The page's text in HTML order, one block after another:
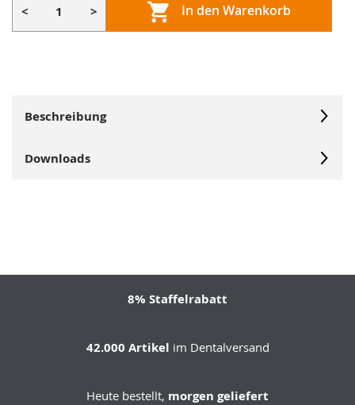
< > In den Warenkorb
Beschreibung
Downloads
8% Staffelrabatt
42.000 Artikel im Dentalversand
Heute bestellt, morgen geliefert